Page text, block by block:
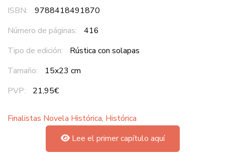
ISBN:
9788418491870
Número de páginas:
416
Tipo de edición:
Rústica con solapas
Tamaño:
15x23 cm
PVP:
21,95€
Finalistas Novela Histórica, Histórica
Lee el primer capítulo aquí